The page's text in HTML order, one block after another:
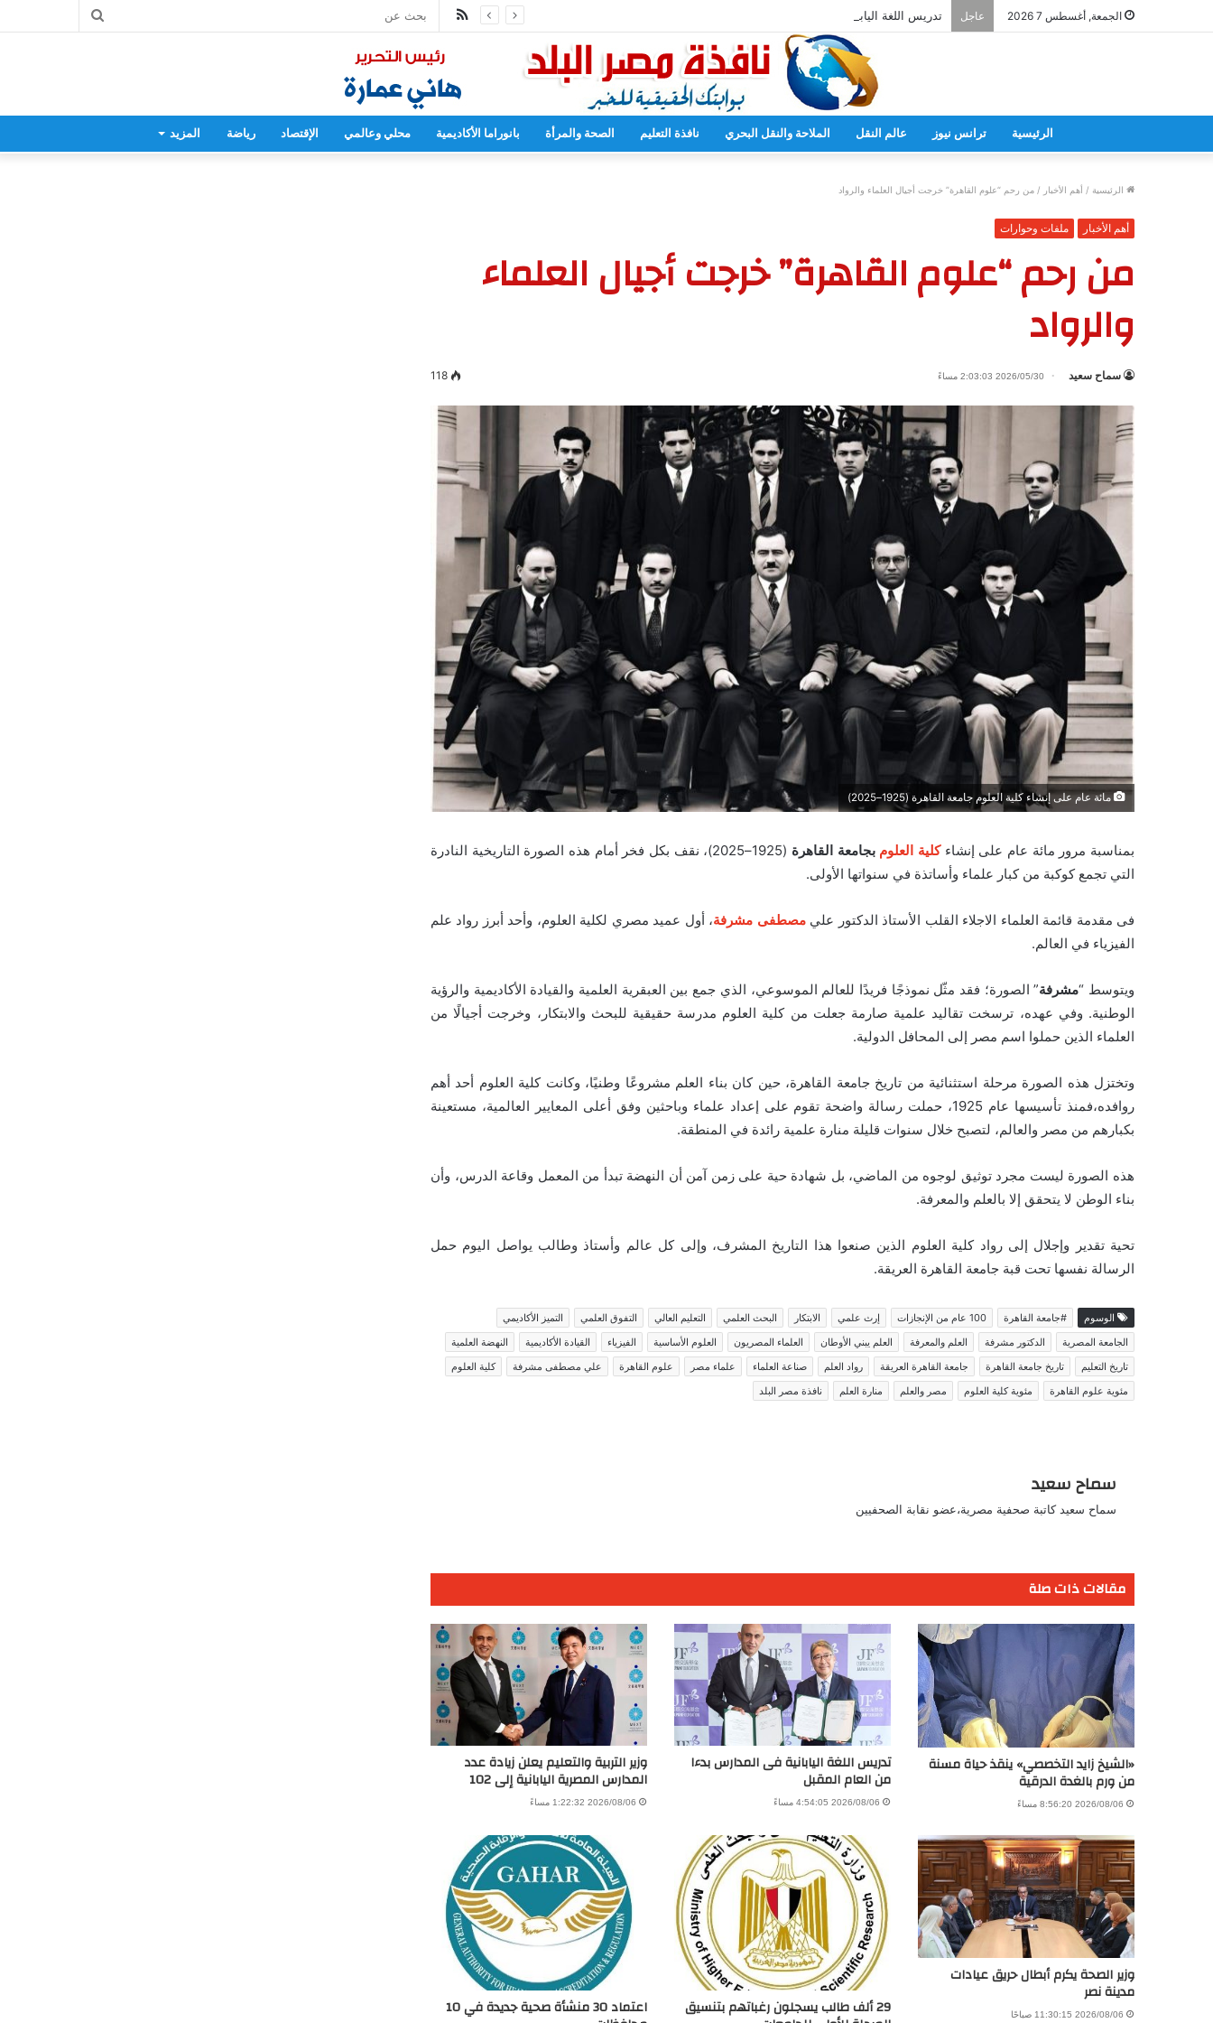
الجمعة, أغسطس 7 2026 عاجل تدريس اللغة اليابانية فى المدارس بدءا من العام المقبل
بحث
ملخص
الموقع
RSS
الرئيسية ترانس نيوز عالم النقل الملاحة والنقل البحري نافذة التعليم الصحة والمرأة بانوراما الأكاديمية محلي وعالمي الإقتصاد رياضة المزيد
الرئيسية / أهم الأخبار / من رحم “علوم القاهرة” خرجت أجيال العلماء والرواد
أهم الأخبار ملفات وحوارات
من رحم “علوم القاهرة” خرجت أجيال العلماء
والرواد
سماح سعيد 2026/05/30 2:03:03 مساءً 118
مائة عام على إنشاء كلية العلوم جامعة القاهرة (1925–2025)
بمناسبة مرور مائة عام على إنشاءكلية العلوم بجامعة القاهرة
(1925–2025)، نقف بكل فخر أمام هذه الصورة التاريخية النادرة
التي تجمع كوكبة من كبار علماء وأساتذة في سنواتها الأولى.
فى مقدمة قائمة العلماء الاجلاء القلب الأستاذ الدكتور عليمصطفى مشرفة، أول عميد مصري لكلية العلوم، وأحد أبرز رواد علم
الفيزياء في العالم.
ويتوسط “مشرفة” الصورة؛ فقد مثّل نموذجًا فريدًا للعالم الموسوعي، الذي جمع بين العبقرية العلمية والقيادة الأكاديمية والرؤية
الوطنية. وفي عهده، ترسخت تقاليد علمية صارمة جعلت من كلية العلوم مدرسة حقيقية للبحث والابتكار، وخرجت أجيالًا من
العلماء الذين حملوا اسم مصر إلى المحافل الدولية.
وتختزل هذه الصورة مرحلة استثنائية من تاريخ جامعة القاهرة، حين كان بناء العلم مشروعًا وطنيًا، وكانت كلية العلوم أحد أهم
روافده،فمنذ تأسيسها عام 1925، حملت رسالة واضحة تقوم على إعداد علماء وباحثين وفق أعلى المعايير العالمية، مستعينة
بكبارهم من مصر والعالم، لتصبح خلال سنوات قليلة منارة علمية رائدة في المنطقة.
هذه الصورة ليست مجرد توثيق لوجوه من الماضي، بل شهادة حية على زمن آمن أن النهضة تبدأ من المعمل وقاعة الدرس، وأن
بناء الوطن لا يتحقق إلا بالعلم والمعرفة.
تحية تقدير وإجلال إلى رواد كلية العلوم الذين صنعوا هذا التاريخ المشرف، وإلى كل عالم وأستاذ وطالب يواصل اليوم حمل
الرسالة نفسها تحت قبة جامعة القاهرة العريقة.
الوسوم #جامعة القاهرة 100 عام من الإنجازات إرث علمي الابتكار البحث العلمي التعليم العالي التفوق العلمي
التميز الأكاديمي
الجامعة المصرية
الدكتور مشرفة العلم والمعرفة العلم يبني الأوطان العلماء المصريون العلوم الأساسية الفيزياء القيادة الأكاديمية
النهضة العلمية
تاريخ التعليم
تاريخ جامعة القاهرة جامعة القاهرة العريقة رواد العلم صناعة العلماء علماء مصر علوم القاهرة علي مصطفى مشرفة
كلية العلوم
مئوية علوم القاهرة
مئوية كلية العلوم مصر والعلم منارة العلم نافذة مصر البلد
سماح سعيد
سماح سعيد كاتبة صحفية مصرية،عضو نقابة الصحفيين
مقالات ذات صلة
«الشيخ زايد التخصصي» ينقذ حياة مسنة
من ورم بالغدة الدرقية
2026/08/06 8:56:20 مساءً
تدريس اللغة اليابانية فى المدارس بدءا
من العام المقبل
2026/08/06 4:54:05 مساءً
وزير التربية والتعليم يعلن زيادة عدد
المدارس المصرية اليابانية إلى 102
2026/08/06 1:22:32 مساءً
وزير الصحة يكرم أبطال حريق عيادات
مدينة نصر
2026/08/06 11:30:15 صباحًا 29 ألف طالب يسجلون رغباتهم بتنسيق اعتماد 30 منشأة صحية جديدة في 10